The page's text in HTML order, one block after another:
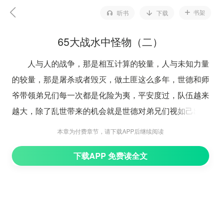
听书 下载 书架
65大战水中怪物（二）
人与人的战争，那是相互计算的较量，人与未知力量
的较量，那是屠杀或者毁灭，做土匪这么多年，世德和师
爷带领弟兄们每一次都是化险为夷，平安度过，队伍越来
越大，除了乱世带来的机会就是世德对弟兄们视如己出，
当亲兄弟一样看待，这一路走来，下贵州，过云南，过牛
兄们不是病死就是被怪
本章为付费章节，请下载APP后继续阅读
下载APP 免费读全文